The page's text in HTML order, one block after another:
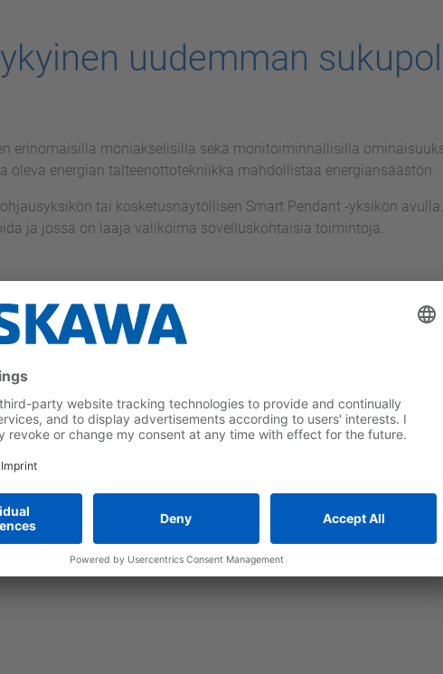
uudemman
erinomaisilla moniakselisilla sekä monitoiminnallisilla
oleva energian talteenottotekniikka mahdollistaa energiansäästön.
tai kosketusnäytöllisen Smart Pendant -yksikön
ja jossa on laaja valikoima sovelluskohtaisia toimintoja.
Ohjaimet
Erittäin innovatiiviset, tehokkaat
kahdeksan robotin synkronoidun
Lue lisää